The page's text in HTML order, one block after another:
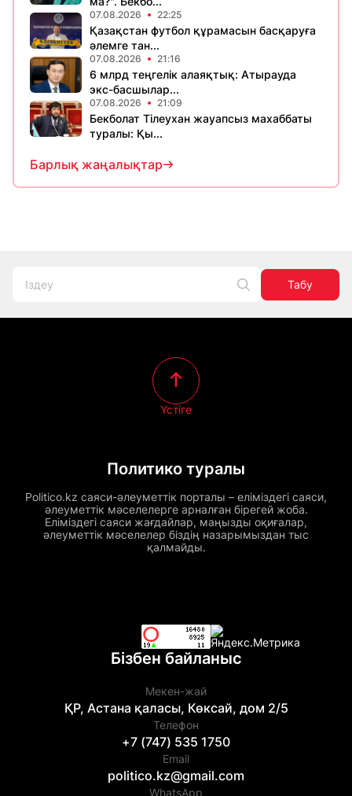
07.08.2026 22:25
Қазақстан футбол құрамасын басқаруға
әлемге тан...
07.08.2026 21:16
6 млрд теңгелік алаяқтық: Атырауда
экс-басшылар...
07.08.2026 21:09
Бекболат Тілеухан жауапсыз махаббаты
туралы: Қы...
Барлық жаңалықтар
Табу
Политико туралы
Politico.kz саяси-әлеуметтік порталы – еліміздегі саяси,
әлеуметтік мәселелерге арналған бірегей жоба.
Еліміздегі саяси жағдайлар, маңызды оқиғалар,
әлеуметтік мәселелер біздің назарымыздан тыс
қалмайды.
Үстіге
Бізбен байланыс
Мекен-жай
ҚР, Астана қаласы, Көксай, дом 2/5
Телефон
+7 (747) 535 1750
Email
politico.kz@gmail.com
WhatsApp